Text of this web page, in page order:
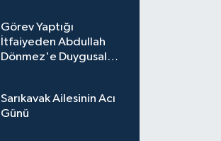
Görev Yaptığı
İtfaiyeden Abdullah
Dönmez'e Duygusal
Sarıkavak Ailesinin Acı
Günü